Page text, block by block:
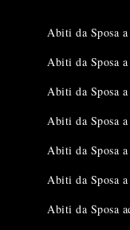
Abiti da Sposa
Abiti da Sposa
Abiti da Sposa
Abiti da Sposa
Abiti da Sposa a
Abiti da Sposa
Abiti da Sposa